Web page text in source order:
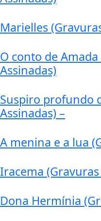
Marielles
O conto de
Assinadas)
Suspiro profundo
Assinadas) –
A menina e a lua
Iracema
Dona Hermínia